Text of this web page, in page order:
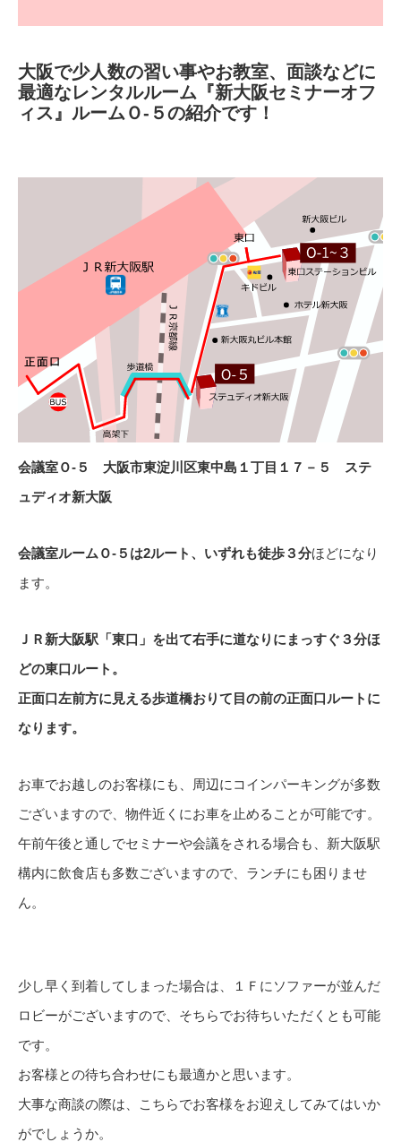
大阪で少人数の習い事やお教室、面談などに
最適なレンタルルーム『新大阪セミナーオフ
ィス』ルームＯ-５の紹介です！
会議室Ｏ-５ 大阪市東淀川区東中島１丁目１７－５ ステ
ュディオ新大阪
会議室ルームＯ-５は2ルート、いずれも徒歩３分ほどになり
ます。
ＪＲ新大阪駅「東口」を出て右手に道なりにまっすぐ３分ほ
どの東口ルート。
正面口左前方に見える歩道橋おりて目の前の正面口ルートに
なります。
お車でお越しのお客様にも、周辺にコインパーキングが多数
ございますので、物件近くにお車を止めることが可能です。
午前午後と通しでセミナーや会議をされる場合も、新大阪駅
構内に飲食店も多数ございますので、ランチにも困りませ
ん。
少し早く到着してしまった場合は、１Ｆにソファーが並んだ
ロビーがございますので、そちらでお待ちいただくとも可能
です。
お客様との待ち合わせにも最適かと思います。
大事な商談の際は、こちらでお客様をお迎えしてみてはいか
がでしょうか。